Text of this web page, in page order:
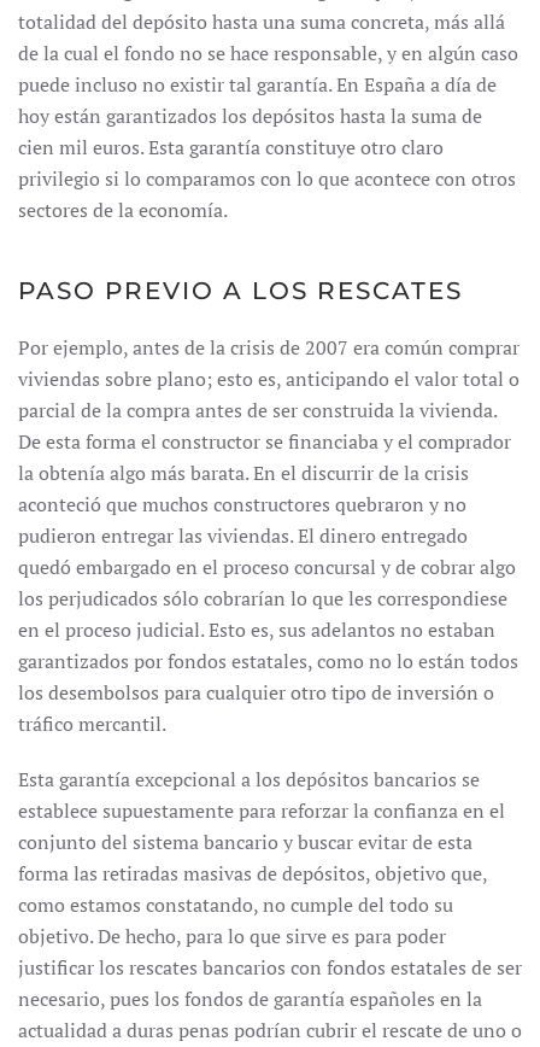
totalidad del depósito hasta una suma concreta, más allá
de la cual el fondo no se hace responsable, y en algún caso
puede incluso no existir tal garantía. En España a día de
hoy están garantizados los depósitos hasta la suma de
cien mil euros. Esta garantía constituye otro claro
privilegio si lo comparamos con lo que acontece con otros
sectores de la economía.
PASO PREVIO A LOS RESCATES
Por ejemplo, antes de la crisis de 2007 era común comprar
viviendas sobre plano; esto es, anticipando el valor total o
parcial de la compra antes de ser construida la vivienda.
De esta forma el constructor se financiaba y el comprador
la obtenía algo más barata. En el discurrir de la crisis
aconteció que muchos constructores quebraron y no
pudieron entregar las viviendas. El dinero entregado
quedó embargado en el proceso concursal y de cobrar algo
los perjudicados sólo cobrarían lo que les correspondiese
en el proceso judicial. Esto es, sus adelantos no estaban
garantizados por fondos estatales, como no lo están todos
los desembolsos para cualquier otro tipo de inversión o
tráfico mercantil.
Esta garantía excepcional a los depósitos bancarios se
establece supuestamente para reforzar la confianza en el
conjunto del sistema bancario y buscar evitar de esta
forma las retiradas masivas de depósitos, objetivo que,
como estamos constatando, no cumple del todo su
objetivo. De hecho, para lo que sirve es para poder
justificar los rescates bancarios con fondos estatales de ser
necesario, pues los fondos de garantía españoles en la
actualidad a duras penas podrían cubrir el rescate de uno o